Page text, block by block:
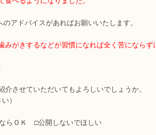
アドバイスがあればお願いいたします。
みがきするなどが習慣になれば全く苦にならず
介させていただいてもよろしいでしょうか。
）
らＯＫ □公開しないでほしい